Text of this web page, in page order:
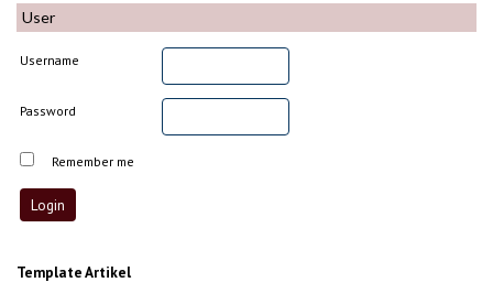
User
Username
Password
Remember me
Template Artikel